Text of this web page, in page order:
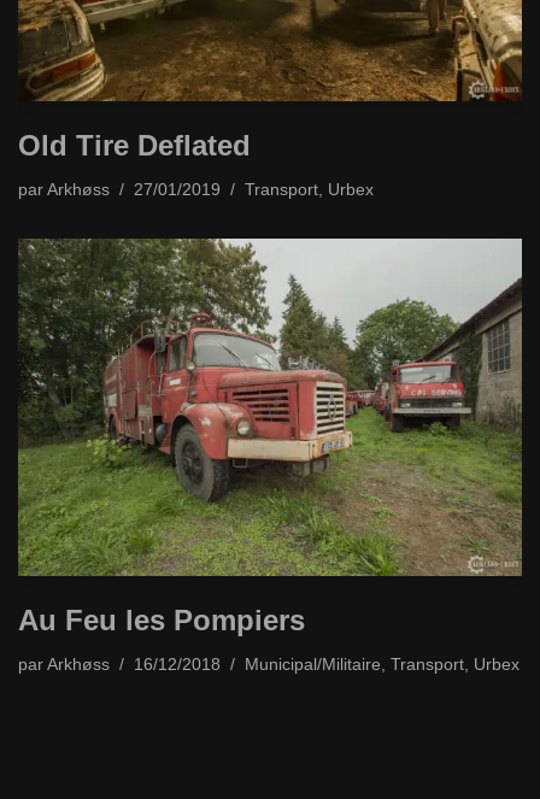
Old Tire Deflated
par Arkhøss 27/01/2019 Transport Urbex
Au Feu les Pompiers
par Arkhøss 16/12/2018 Municipal/Militaire Transport Urbex